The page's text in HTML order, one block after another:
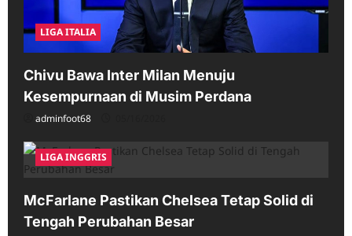
LIGA ITALIA
Chivu Bawa Inter Milan Menuju
Kesempurnaan di Musim Perdana
adminfoot68
LIGA INGGRIS
McFarlane Pastikan Chelsea Tetap Solid di
Tengah Perubahan Besar